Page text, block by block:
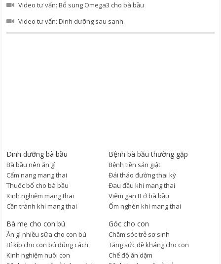
Video tư vấn: Bổ sung Omega3 cho bà bầu
Video tư vấn: Dinh dưỡng sau sanh
Dinh dưỡng bà bầu
Bà bầu nên ăn gì
Cẩm nang mang thai
Thuốc bổ cho bà bầu
Kinh nghiệm mang thai
Cần tránh khi mang thai
Bệnh bà bầu thường gặp
Bệnh tiền sản giật
Đái tháo đường thai kỳ
Đau đầu khi mang thai
Viêm gan B ở bà bầu
Ốm nghén khi mang thai
Bà mẹ cho con bú
Ăn gì nhiều sữa cho con bú
Bí kíp cho con bú đúng cách
Kinh nghiệm nuôi con
Góc cho con
Chăm sóc trẻ sơ sinh
Tăng sức đề kháng cho con
Chế độ ăn dặm